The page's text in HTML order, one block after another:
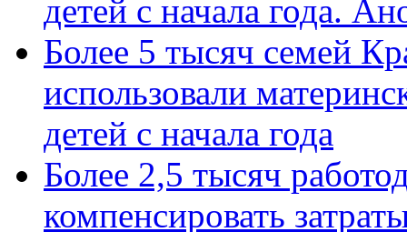
детей с начала года.
Более 5 тысяч семей
использовали
детей с начала года
Более 2,5 тысяч
компенсировать